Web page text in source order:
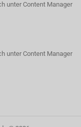
unter Content Manager
unter Content Manager